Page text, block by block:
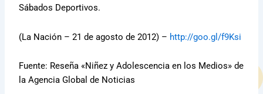
Sábados Deportivos.
(La Nación – 21 de agosto de 2012) – http://goo.gl/f9Ksi
Fuente: Reseña «Niñez y Adolescencia en los Medios» de
la Agencia Global de Noticias